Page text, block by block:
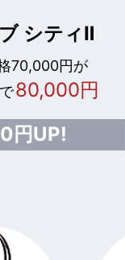
シティⅡ
70,000円が
80,000円
円UP!